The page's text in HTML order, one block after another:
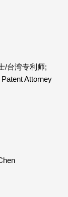
/台湾专利师;
Attorney